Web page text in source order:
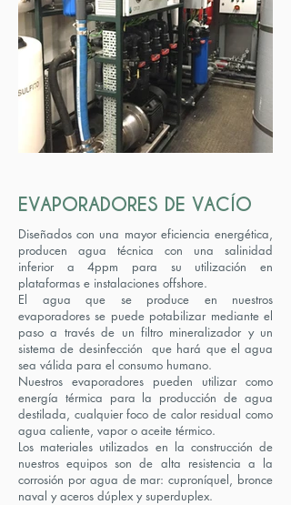
EVAPORADORES DE VACÍO
Diseñados con una mayor eficiencia energética,
producen agua técnica con una salinidad
inferior a 4ppm para su utilización en
plataformas e instalaciones offshore.
El agua que se produce en nuestros
evaporadores se puede potabilizar mediante el
paso a través de un filtro mineralizador y un
sistema de desinfección que hará que el agua
sea válida para el consumo humano.
Nuestros evaporadores pueden utilizar como
energía térmica para la producción de agua
destilada, cualquier foco de calor residual como
agua caliente, vapor o aceite térmico.
Los materiales utilizados en la construcción de
nuestros equipos son de alta resistencia a la
corrosión por agua de mar: cuproníquel, bronce
naval y aceros dúplex y superduplex.